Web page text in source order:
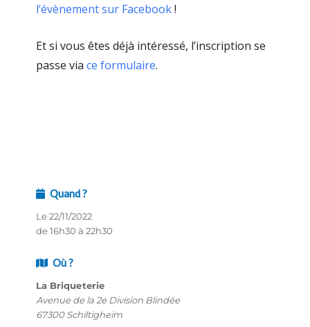
l’évènement sur Facebook!
Et si vous êtes déjà intéressé, l’inscription se
passe via ce formulaire.
Quand ?
Le 22/11/2022
de 16h30 à 22h30
Où ?
La Briqueterie
Avenue de la 2e Division Blindée
67300 Schiltigheim